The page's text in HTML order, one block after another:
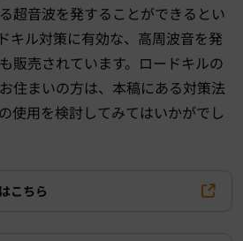
超音波を発することができるとい
キル対策に有効な、高周波音を発
販売されています。ロードキルの
住まいの方は、本稿にある対策法
使用を検討してみてはいかがでし
こちら